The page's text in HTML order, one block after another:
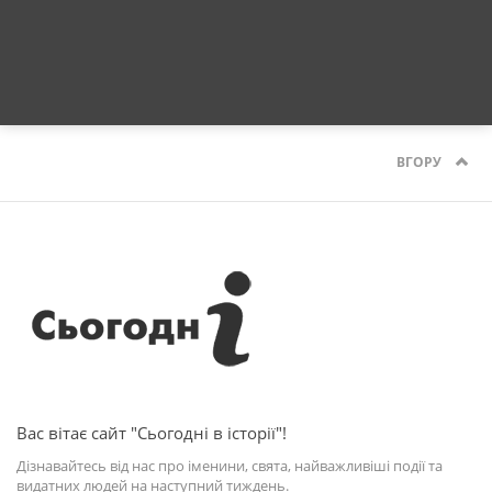
ВГОРУ
Вас вітає сайт "Сьогодні в історії"!
Дізнавайтесь від нас про іменини, свята, найважливіші події та
видатних людей на наступний тиждень.